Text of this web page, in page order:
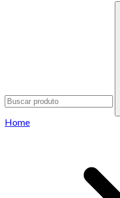
Home